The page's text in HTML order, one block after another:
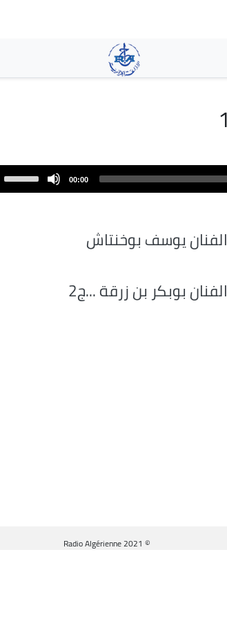
00:00
الفنان يوسف بوخنتاش
الفنان بوبكر بن زرقة ...ج2
© Radio Algérienne 2021